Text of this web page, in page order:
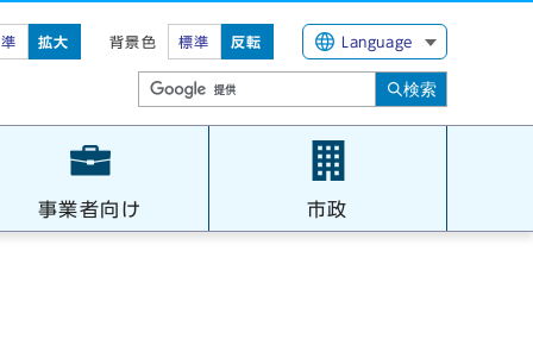
拡大 背景色 標準 反転 Language
検索
事業者向け 市政